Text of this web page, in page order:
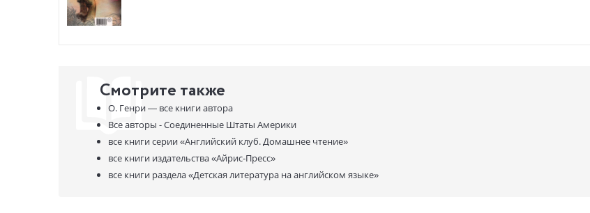
Смотрите также
О. Генри — все книги автора
Все авторы - Соединенные Штаты Америки
все книги серии«Английский клуб. Домашнее чтение»
все книги издательства«Айрис-Пресс»
все книги раздела«Детская литература на английском языке»